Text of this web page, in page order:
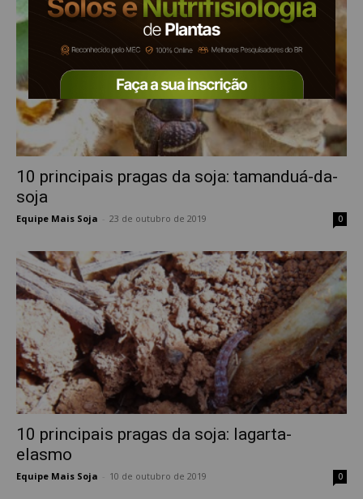
10 principais pragas da soja: tamanduá-da-
soja
Equipe Mais Soja 23 de outubro de 2019 0
10 principais pragas da soja: lagarta-
elasmo
Equipe Mais Soja 10 de outubro de 2019 0